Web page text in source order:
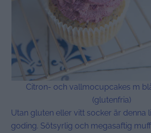
Citron- och vallmocupcakes m
(glutenfria)
Utan gluten eller vitt socker är denna
goding. Sötsyrlig och megasaftig